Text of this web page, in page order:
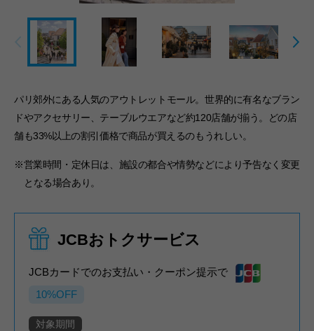
パリ郊外にある人気のアウトレットモール。世界的に有名なブラン
ドやアクセサリー、テーブルウエアなど約120店舗が揃う。どの店
舗も33%以上の割引価格で商品が買えるのもうれしい。
※営業時間・定休日は、施設の都合や情勢などにより予告なく変更
となる場合あり。
JCBおトクサービス
JCBカードでのお支払い・クーポン提示で
10%OFF
対象期間